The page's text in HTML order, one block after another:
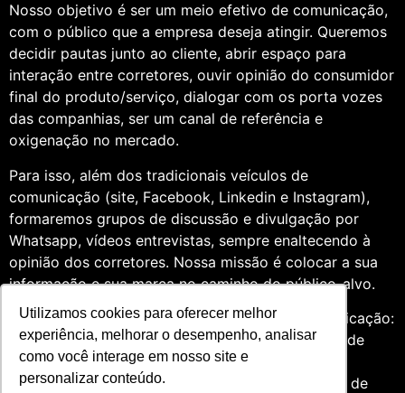
Utilizamos cookies para oferecer melhor
experiência, melhorar o desempenho, analisar
como você interage em nosso site e
personalizar conteúdo.
Nosso objetivo é ser um meio efetivo de comunicação,
com o público que a empresa deseja atingir. Queremos
decidir pautas junto ao cliente, abrir espaço para
interação entre corretores, ouvir opinião do consumidor
final do produto/serviço, dialogar com os porta vozes
das companhias, ser um canal de referência e
oxigenação no mercado.
Para isso, além dos tradicionais veículos de
comunicação (site, Facebook, Linkedin e Instagram),
formaremos grupos de discussão e divulgação por
Whatsapp, vídeos entrevistas, sempre enaltecendo à
opinião dos corretores. Nossa missão é colocar a sua
informação e sua marca no caminho do público-alvo.
Somos profissionais formados na área de comunicação:
Jornalismo e Relações Públicas. Assim, por meio de
uma análise de quatro anos do setor de seguros,
entendemos que fazer um trabalho diversificado, de